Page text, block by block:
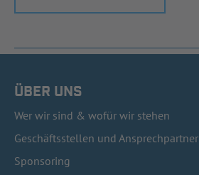
ÜBER UNS
Wer wir sind & wofür wir stehen
Geschäftsstellen und Ansprechpartner
Sponsoring